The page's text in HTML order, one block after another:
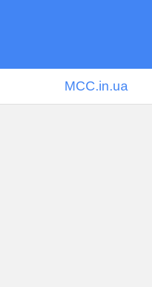
MCC.in.ua